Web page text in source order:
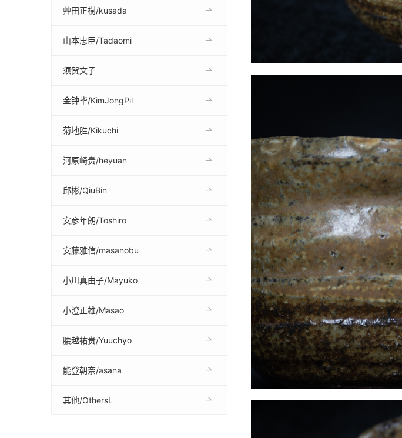
艸田正樹/kusada
山本忠臣/Tadaomi
须贺文子
金钟毕/KimJongPil
菊地胜/Kikuchi
河原崎贵/heyuan
邱彬/QiuBin
安彦年朗/Toshiro
安藤雅信/masanobu
小川真由子/Mayuko
小澄正雄/Masao
腰越祐贵/Yuuchyo
能登朝奈/asana
其他/OthersL